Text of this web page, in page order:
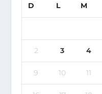
D L M
2 3 4
9 10 11